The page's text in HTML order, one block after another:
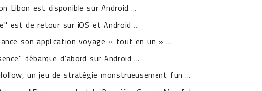
Libon est disponible sur Android ...
est de retour sur iOS et Android...
son application voyage « tout en un » ...
débarque d'abord sur Android ...
un jeu de stratégie monstrueusement fun ...